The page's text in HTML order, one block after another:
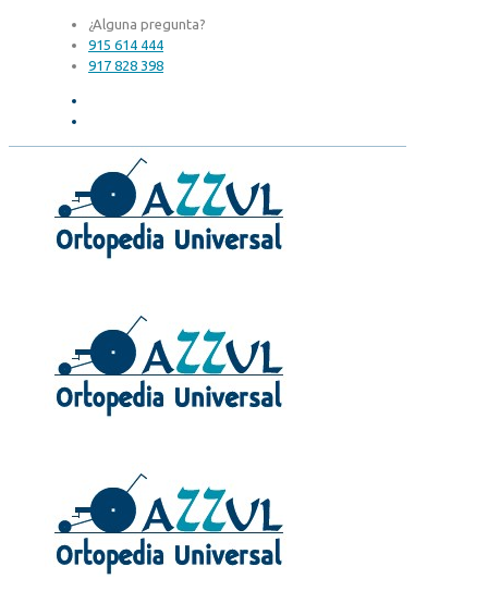
¿Alguna pregunta?
915 614 444
917 828 398